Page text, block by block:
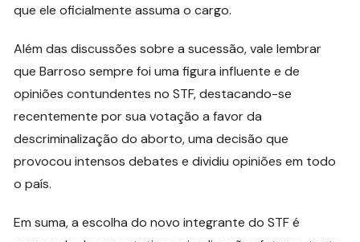
que ele oficialmente assuma o cargo.
Além das discussões sobre a sucessão, vale lembrar
que Barroso sempre foi uma figura influente e de
opiniões contundentes no STF, destacando-se
recentemente por sua votação a favor da
descriminalização do aborto, uma decisão que
provocou intensos debates e dividiu opiniões em todo
o país.
Em suma, a escolha do novo integrante do STF é